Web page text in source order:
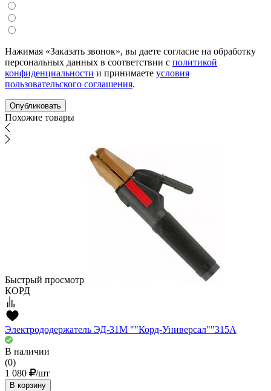
Нажимая «Заказать звонок», вы даете согласие на обработку
персональных данных в соответствии с политикой
конфиденциальности и принимаете условия
пользовательского соглашения.
Похожие товары
Быстрый просмотр
КОРД
Электрододержатель ЭД-31М ""Корд-Универсал""315А
В наличии
(0)
1 080
/шт
В корзину